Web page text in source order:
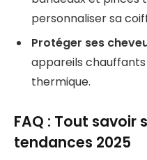
personnaliser sa
Protéger ses
appareils
thermique.
FAQ : Tout savoir
tendances 2025